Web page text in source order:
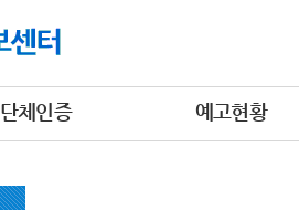
단체인증 예고현황